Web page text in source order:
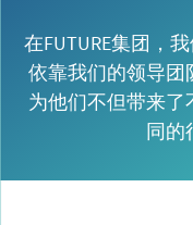
在FUTURE集团，
依靠我们的领导团
为他们不但带来
同的